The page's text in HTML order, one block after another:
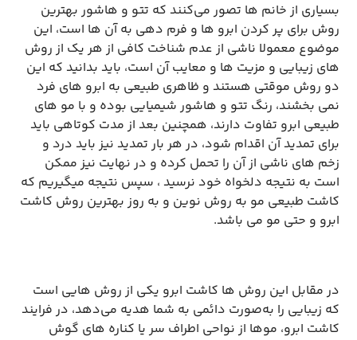
بسیاری از خانم‌ ها تصور می‌کنند که تتو و هاشور بهترین
روش برای پر کردن ابرو ها و فرم دهی به آن‌ ها است، این
موضوع معمولا ناشی از عدم شناخت کافی از هر یک از روش
‌های زیبایی و مزیت ‌ها و معایب آن است، باید بدانید که این
دو روش موقتی هستند و ظاهری طبیعی به ابرو های فرد
نمی‌ بخشند، رنگ تتو و هاشور شیمیایی بوده و با مو های
طبیعی ابرو تفاوت دارند، همچنین بعد از مدت کوتاهی باید
برای تمدید آن اقدام شود، در هر بار تمدید نیز باید درد و
زخم ‌های ناشی از آن را تحمل کرده و در نهایت نیز ممکن
است به نتیجه دلخواه خود نرسید ، سپس نتیجه میگیریم که
کاشت طبیعی مو به روش نوین و به روز بهترین روش کاشت
ابرو و حتی مو می باشد.
در مقابل این روش ‌ها کاشت ابرو یکی از روش ‌هایی است
که زیبایی را به‌صورت دائمی به شما هدیه می‌دهد، در فرایند
کاشت ابرو، موها از نواحی اطراف سر یا کناره‌ های گوش